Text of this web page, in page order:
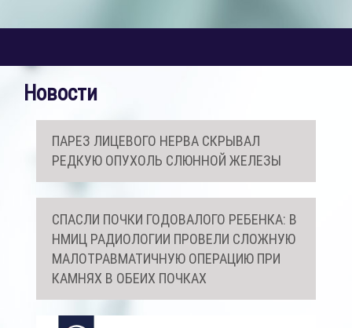
Новости
ПАРЕЗ ЛИЦЕВОГО НЕРВА СКРЫВАЛ
РЕДКУЮ ОПУХОЛЬ СЛЮННОЙ ЖЕЛЕЗЫ
СПАСЛИ ПОЧКИ ГОДОВАЛОГО РЕБЕНКА: В
НМИЦ РАДИОЛОГИИ ПРОВЕЛИ СЛОЖНУЮ
МАЛОТРАВМАТИЧНУЮ ОПЕРАЦИЮ ПРИ
КАМНЯХ В ОБЕИХ ПОЧКАХ